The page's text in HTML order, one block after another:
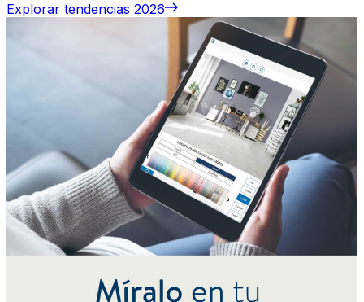
Explorar tendencias 2026